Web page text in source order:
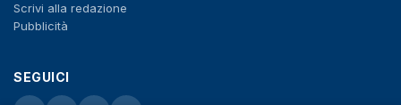
Scrivi alla redazione
Pubblicità
SEGUICI